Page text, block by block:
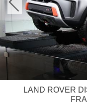
LAND ROVER